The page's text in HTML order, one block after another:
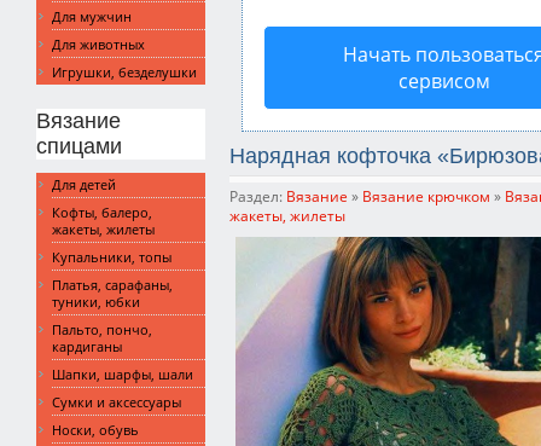
Для мужчин
Для животных
Игрушки, безделушки
Вязание
спицами
Для детей
Кофты, балеро,
жакеты, жилеты
Купальники, топы
Платья, сарафаны,
туники, юбки
Пальто, пончо,
кардиганы
Шапки, шарфы, шали
Сумки и аксессуары
Носки, обувь
Начать
сервисом
Нарядная кофточка
Раздел: Вязание » Вязание крючком »
жакеты, жилеты